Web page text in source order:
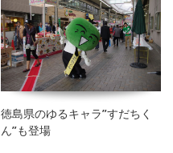
徳島県のゆるキャラ”すだちく
ん”も登場